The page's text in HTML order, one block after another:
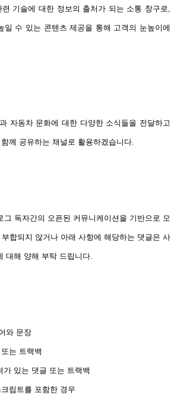
기술에 대한 정보의 출처가 되는 소통 창구로,
수 있는 콘텐츠 제공을 통해 고객의 눈높이에
자동차 문화에 대한 다양한 소식들을 전달하고
께 공유하는 채널로 활용하겠습니다.
독자간의 오픈된 커뮤니케이션을 기반으로 모
합되지 않거나 아래 사항에 해당하는 댓글은 사
대해 양해 부탁 드립니다.
와 문장
는 트랙백
있는 댓글 또는 트랙백
립트를 포함한 경우